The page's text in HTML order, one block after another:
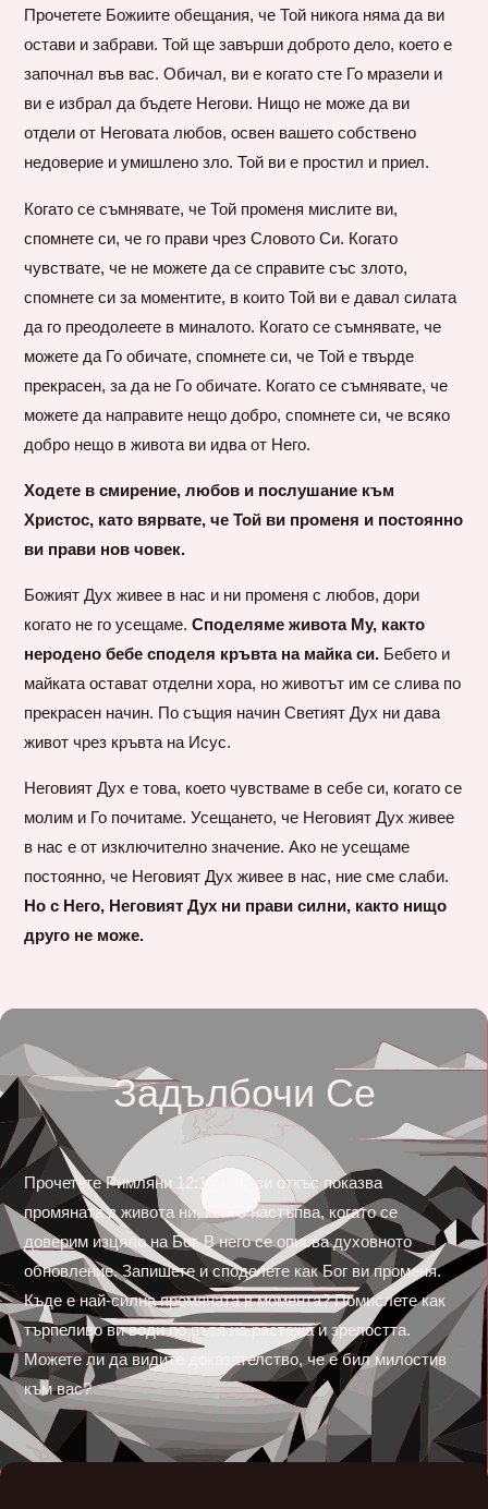
Прочетете Божиите обещания, че Той никога няма да ви
остави и забрави. Той ще завърши доброто дело, което е
започнал във вас. Обичал, ви е когато сте Го мразели и
ви е избрал да бъдете Негови. Нищо не може да ви
отдели от Неговата любов, освен вашето собствено
недоверие и умишлено зло. Той ви е простил и приел.
Когато се съмнявате, че Той променя мислите ви,
спомнете си, че го прави чрез Словото Си. Когато
чувствате, че не можете да се справите със злото,
спомнете си за моментите, в които Той ви е давал силата
да го преодолеете в миналото. Когато се съмнявате, че
можете да Го обичате, спомнете си, че Той е твърде
прекрасен, за да не Го обичате. Когато се съмнявате, че
можете да направите нещо добро, спомнете си, че всяко
добро нещо в живота ви идва от Него.
Ходете в смирение, любов и послушание към
Христос, като вярвате, че Той ви променя и постоянно
ви прави нов човек.
Божият Дух живее в нас и ни променя с любов, дори
когато не го усещаме.Споделяме живота Му, както
неродено бебе споделя кръвта на майка си. Бебето и
майката остават отделни хора, но животът им се слива по
прекрасен начин. По същия начин Светият Дух ни дава
живот чрез кръвта на Исус.
Неговият Дух е това, което чувстваме в себе си, когато се
молим и Го почитаме. Усещането, че Неговият Дух живее
в нас е от изключително значение. Ако не усещаме
постоянно, че Неговият Дух живее в нас, ние сме слаби.
Но с Него, Неговият Дух ни прави силни, както нищо
друго не може.
Задълбочи Се
Прочетете Римляни 12:1-21. Този откъс показва
промяната в живота ни, която настъпва, когато се
доверим изцяло на Бог. В него се описва духовното
обновление. Запишете и споделете как Бог ви променя.
Къде е най-силна промяната в момента? Помислете как
търпеливо ви води по пътя на растежа и зрелостта.
Можете ли да видите доказателство, че е бил милостив
към вас?